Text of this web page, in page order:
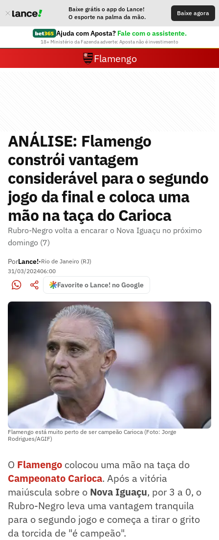
Baixe grátis o app do Lance!
O esporte na palma da mão.
Baixe agora
Ajuda com Aposta? Fale com o assistente.
18+ Ministério da Fazenda adverte: Aposta não é investimento
Flamengo
ANÁLISE: Flamengo
constrói vantagem
considerável para o segundo
jogo da final e coloca uma
mão na taça do Carioca
Rubro-Negro volta a encarar o Nova Iguaçu no próximo
domingo (7)
PorLance!•Rio de Janeiro (RJ)
31/03/202406:00
Favorite o Lance! no Google
Flamengo está muito perto de ser campeão Carioca (Foto: Jorge
Rodrigues/AGIF)
O Flamengo colocou uma mão na taça do
Campeonato Carioca. Após a vitória
maiúscula sobre o Nova Iguaçu, por 3 a 0, o
Rubro-Negro leva uma vantagem tranquila
para o segundo jogo e começa a tirar o grito
da torcida de "é campeão".